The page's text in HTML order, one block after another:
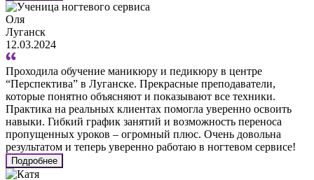
Оля
Луганск
12.03.2024
Проходила обучение маникюру и педикюру в центре
“Перспектива” в Луганске. Прекрасные преподаватели,
которые понятно объясняют и показывают все техники.
Практика на реальных клиентах помогла уверенно освоить
навыки. Гибкий график занятий и возможность переноса
пропущенных уроков – огромный плюс. Очень довольна
результатом и теперь уверенно работаю в ногтевом сервисе!
Подробнее